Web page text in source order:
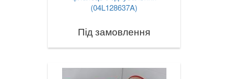
(04L128637A)
Під замовлення